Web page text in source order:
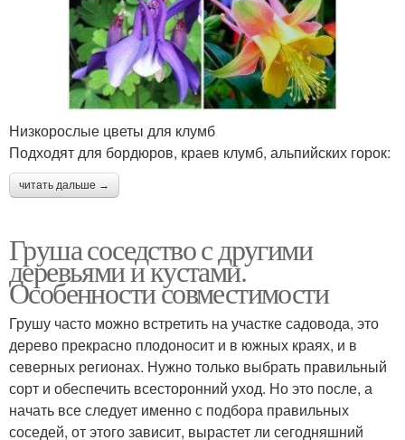
Низкорослые цветы для клумб
Подходят для бордюров, краев клумб, альпийских горок:
читать дальше →
Груша соседство с другими
деревьями и кустами.
Особенности совместимости
Грушу часто можно встретить на участке садовода, это
дерево прекрасно плодоносит и в южных краях, и в
северных регионах. Нужно только выбрать правильный
сорт и обеспечить всесторонний уход. Но это после, а
начать все следует именно с подбора правильных
соседей, от этого зависит, вырастет ли сегодняшний